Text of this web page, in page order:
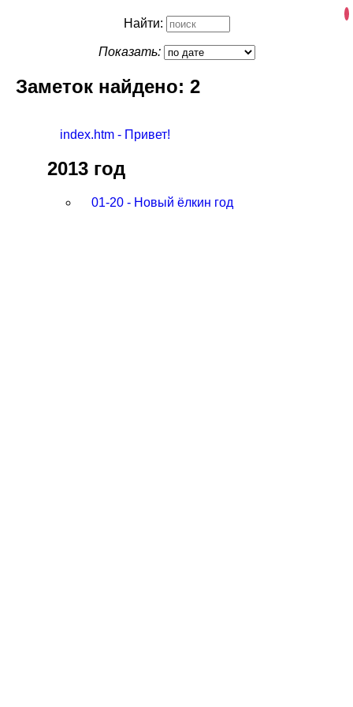
Найти:
Показать:
Заметок найдено: 2
index.htm - Привет!
2013 год
01-20 - Новый ёлкин год